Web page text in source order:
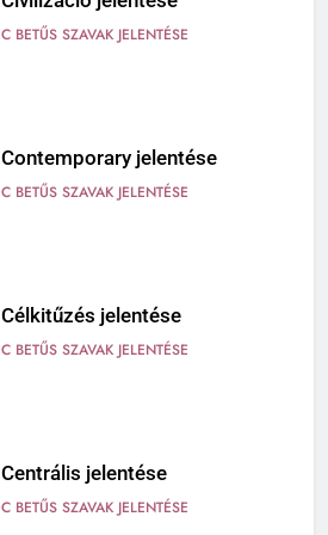
C BETŰS SZAVAK JELENTÉSE
Contemporary jelentése
C BETŰS SZAVAK JELENTÉSE
Célkitűzés jelentése
C BETŰS SZAVAK JELENTÉSE
Centrális jelentése
C BETŰS SZAVAK JELENTÉSE